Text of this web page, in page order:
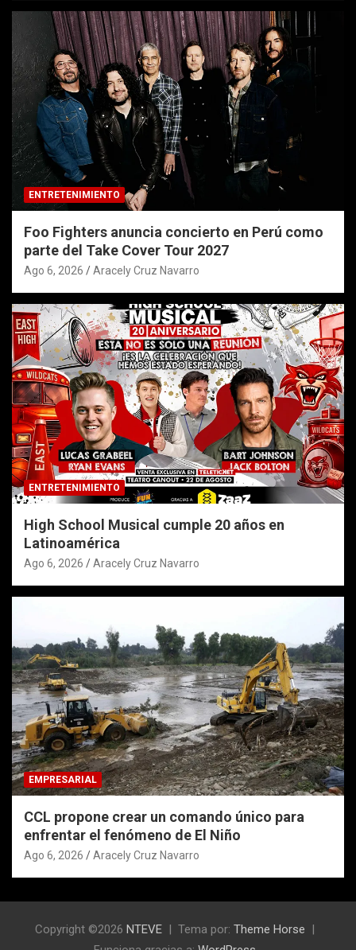
ENTRETENIMIENTO
Foo Fighters anuncia concierto en Perú como
parte del Take Cover Tour 2027
Ago 6, 2026 Aracely Cruz Navarro
ENTRETENIMIENTO
High School Musical cumple 20 años en
Latinoamérica
Ago 6, 2026 Aracely Cruz Navarro
EMPRESARIAL
CCL propone crear un comando único para
enfrentar el fenómeno de El Niño
Ago 6, 2026 Aracely Cruz Navarro
Copyright ©2026 NTEVE Tema por: Theme Horse